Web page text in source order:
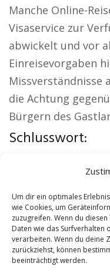
Um dir ein optimales
wie Cookies, um
zuzugreifen. Wenn du
Daten wie das Surfverhalten
verarbeiten. Wenn du deine
zurückziehst, können
beeinträchtigt werden.
Manche Online-
Visaservice zur
abwickelt und vor
Einreisevorgaben
Missverständnisse
die Achtung
Bürgern des
Schlusswort:
Versicherung Bad
Orb|Schamane
Versicherung Bad
Contents [show]